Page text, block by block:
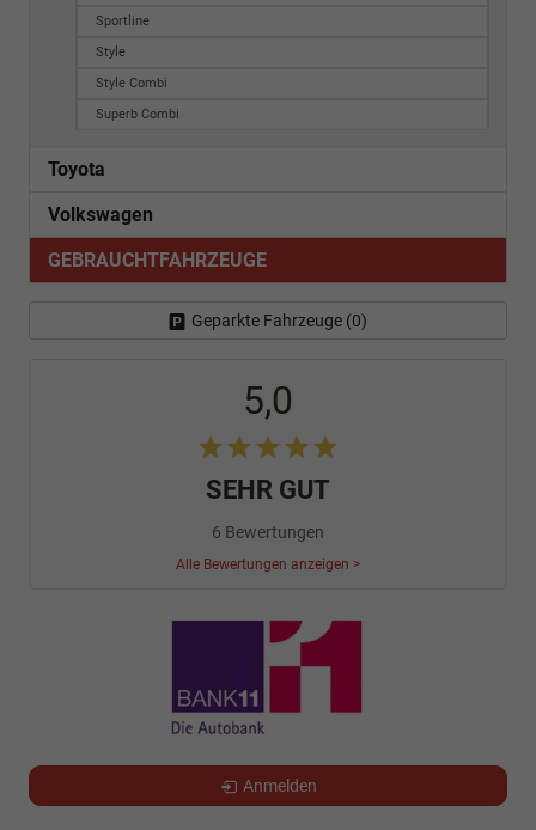
Sportline
Style
Style Combi
Superb Combi
Toyota
Volkswagen
GEBRAUCHTFAHRZEUGE
Geparkte Fahrzeuge (0)
5,0
SEHR GUT
6 Bewertungen
Alle Bewertungen anzeigen >
Anmelden